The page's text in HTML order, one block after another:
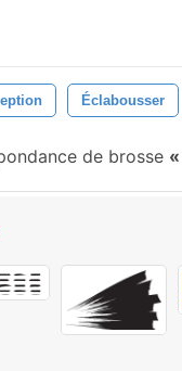
Éclabousser
de brosse